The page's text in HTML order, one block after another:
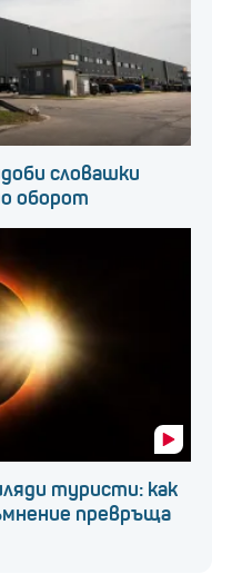
словашки
оборот
туристи: как
превръща